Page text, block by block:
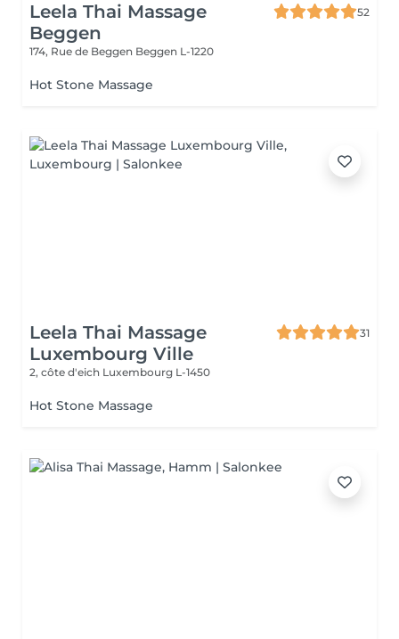
Leela Thai Massage
Beggen
52
174, Rue de Beggen Beggen L-1220
Hot Stone Massage
Leela Thai Massage
Luxembourg Ville
31
2, côte d'eich Luxembourg L-1450
Hot Stone Massage